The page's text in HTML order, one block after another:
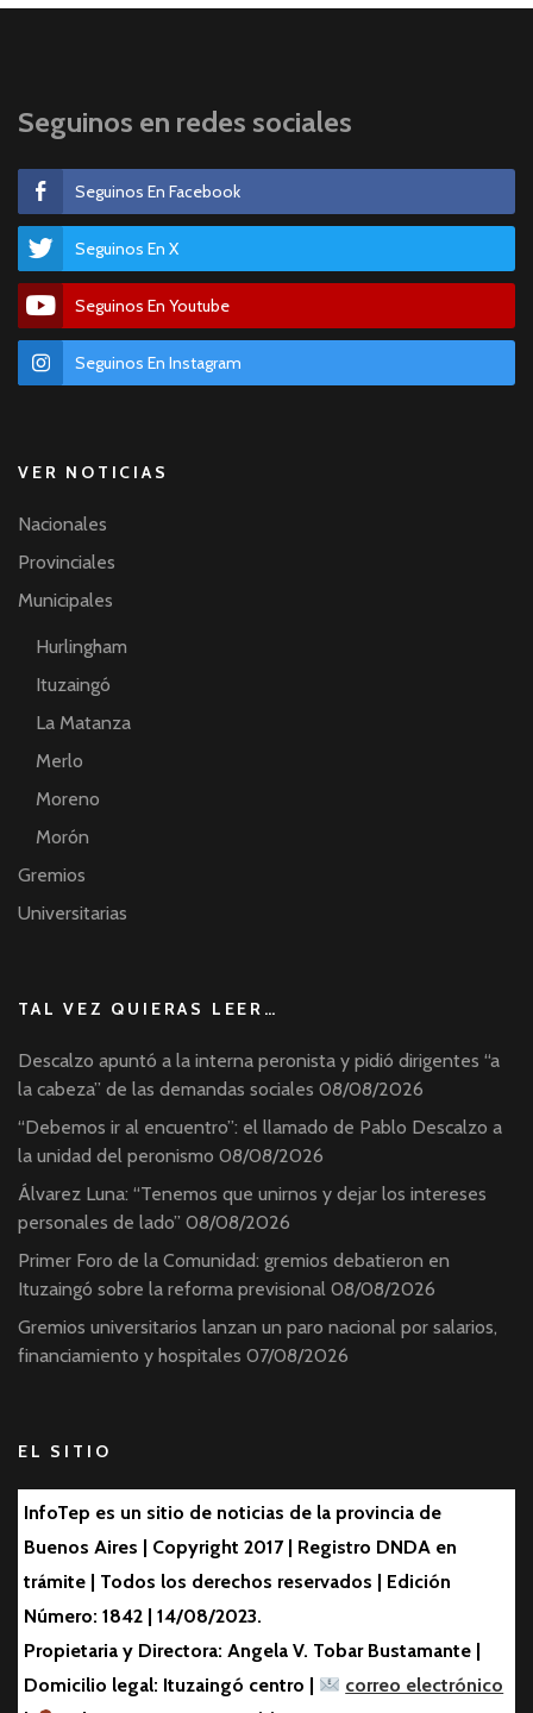
Seguinos en redes sociales
Seguinos En Facebook
Seguinos En X
Seguinos En Youtube
Seguinos En Instagram
VER NOTICIAS
Nacionales
Provinciales
Municipales
Hurlingham
Ituzaingó
La Matanza
Merlo
Moreno
Morón
Gremios
Universitarias
TAL VEZ QUIERAS LEER…
Descalzo apuntó a la interna peronista y pidió dirigentes “a
la cabeza” de las demandas sociales 08/08/2026
“Debemos ir al encuentro”: el llamado de Pablo Descalzo a
la unidad del peronismo 08/08/2026
Álvarez Luna: “Tenemos que unirnos y dejar los intereses
personales de lado” 08/08/2026
Primer Foro de la Comunidad: gremios debatieron en
Ituzaingó sobre la reforma previsional 08/08/2026
Gremios universitarios lanzan un paro nacional por salarios,
financiamiento y hospitales 07/08/2026
EL SITIO
InfoTep es un sitio de noticias de la provincia de
Buenos Aires | Copyright 2017 | Registro DNDA en
trámite | Todos los derechos reservados | Edición
Número: 1842 | 14/08/2023.
Propietaria y Directora: Angela V. Tobar Bustamante |
Domicilio legal: Ituzaingó centro |
correo electrónico